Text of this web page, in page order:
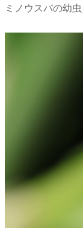
ミノウスバの